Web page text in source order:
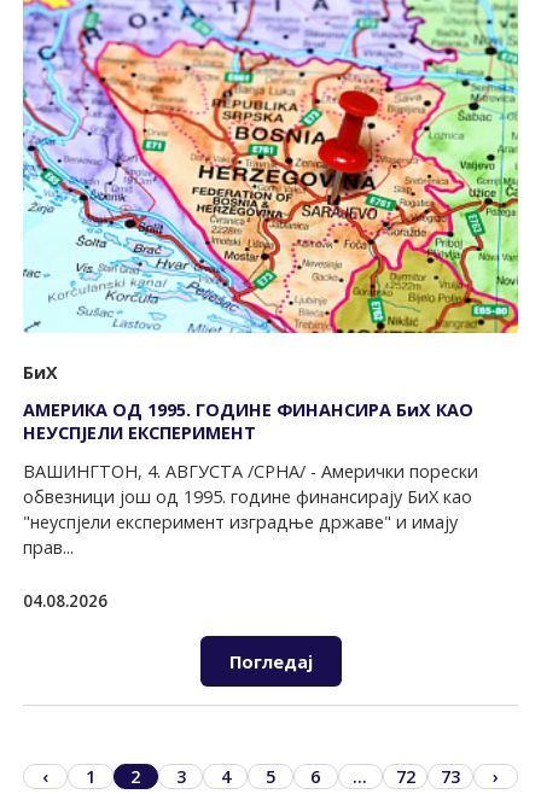
БиХ
АМЕРИКА ОД 1995. ГОДИНЕ ФИНАНСИРА БиХ КАО
НЕУСПЈЕЛИ ЕКСПЕРИМЕНТ
ВАШИНГТОН, 4. АВГУСТА /СРНА/ - Амерички порески
обвезници још од 1995. године финансирају БиХ као
"неуспјели експеримент изградње државе" и имају
прав...
04.08.2026
Погледај
‹ 1 2 3 4 5 6 ... 72 73 ›